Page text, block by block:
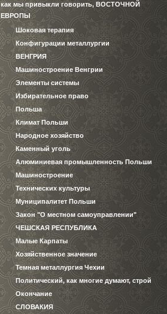
как мы привыкли говорить, ВОСТОЧНОЙ
ЕВРОПЫ
Шоковая терапия
Конфигурации металлургии
ВЕНГРИЯ
Машиностроение Венгрии
Элементы системы
Избирательное право
Польша
Климат Польши
Народное хозяйство
Каменный уголь
Алюминиевая промышленность Польши
Машиностроение
Технических культуры
Муниципалитет Польши
Закон "О местном самоуправлении"
ЧЕШСКАЯ РЕСПУБЛИКА
Малые Карпаты
Хозяйственное значение
Темная металлургия Чехии
Политический, как многие думают, строй
Окончание
СЛОВАКИЯ